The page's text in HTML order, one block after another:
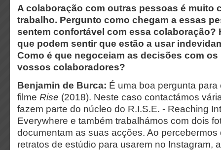
A colaboração com outras pessoas é muito
trabalho. Pergunto como chegam a essas
sentem confortável com essa colaboração?
que podem sentir que estão a usar
Como é que negoceiam as decisões com os
vossos colaboradores?
Benjamin de Burca: É uma boa pergunta para
filme Rise (2018). Neste caso contactámos
fazem parte do núcleo do R.I.S.E. - Reaching
Everywhere e também trabalhámos com dois
documentam as suas acções. Ao percebermos
retratos de estúdio para usarem no Instagram,